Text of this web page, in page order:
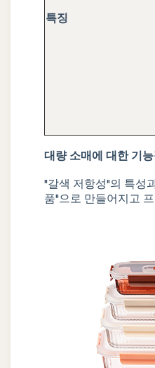
특징
대량 소매에 대한 기
"갈색 저항성"의 특성
품"으로 만들어지고